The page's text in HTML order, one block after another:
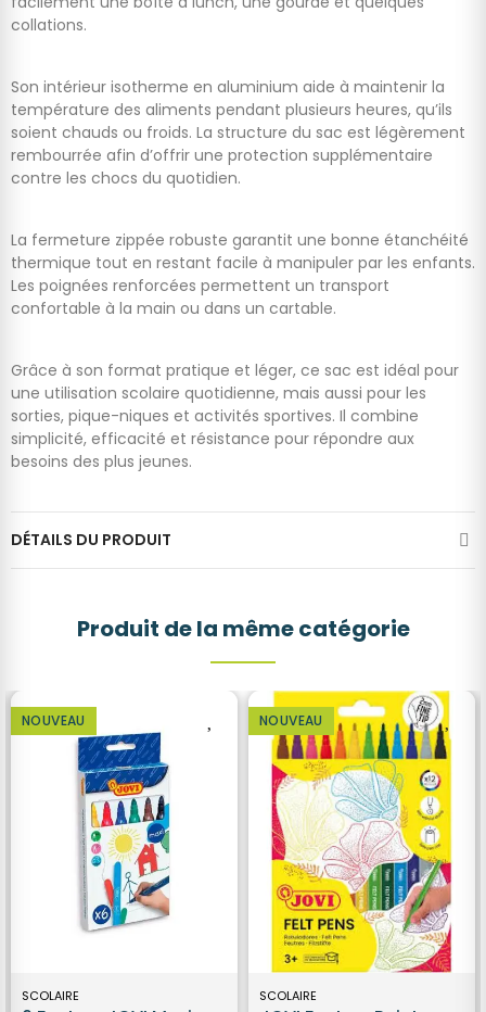
collations.
Son intérieur isotherme en aluminium aide à maintenir la
température des aliments pendant plusieurs heures, qu’ils
soient chauds ou froids. La structure du sac est légèrement
rembourrée afin d’offrir une protection supplémentaire
contre les chocs du quotidien.
La fermeture zippée robuste garantit une bonne étanchéité
thermique tout en restant facile à manipuler par les enfants.
Les poignées renforcées permettent un transport
confortable à la main ou dans un cartable.
Grâce à son format pratique et léger, ce sac est idéal pour
une utilisation scolaire quotidienne, mais aussi pour les
sorties, pique-niques et activités sportives. Il combine
simplicité, efficacité et résistance pour répondre aux
besoins des plus jeunes.
DÉTAILS DU PRODUIT
Produit de la même catégorie
NOUVEAU
SCOLAIRE
NOUVEAU
SCOLAIRE